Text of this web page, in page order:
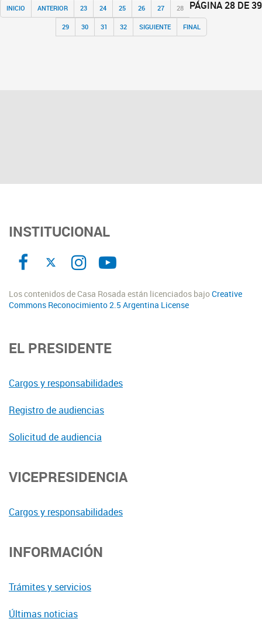
PÁGINA 28 DE 39
INICIO ANTERIOR 23 24 25 26 27 28
29 30 31 32 SIGUIENTE FINAL
INSTITUCIONAL
Los contenidos de Casa Rosada están licenciados bajoCreative
Commons Reconocimiento 2.5 Argentina License
EL PRESIDENTE
Cargos y responsabilidades
Registro de audiencias
Solicitud de audiencia
VICEPRESIDENCIA
Cargos y responsabilidades
INFORMACIÓN
Trámites y servicios
Últimas noticias